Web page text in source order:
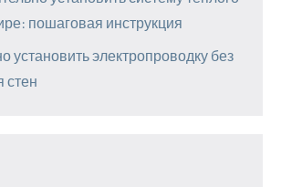
пошаговая инструкция
установить электропроводку без
стен